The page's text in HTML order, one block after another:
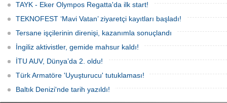
TAYK - Eker Olympos Regatta'da ilk start!
TEKNOFEST ‘Mavi Vatan’ ziyaretçi kayıtları başladı!
Tersane işçilerinin direnişi, kazanımla sonuçlandı
İngiliz aktivistler, gemide mahsur kaldı!
İTU AUV, Dünya’da 2. oldu!
Türk Armatöre 'Uyuşturucu' tutuklaması!
Baltık Denizi'nde tarih yazıldı!